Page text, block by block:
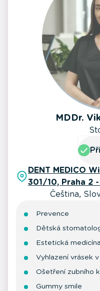
MDDr.
DENT MEDICO
301/10, Praha 2
Čeština,
Prevence
Dětská
Estetická medicína
Vyhlazení vrásek
Ošetření zubního
Gummy smile